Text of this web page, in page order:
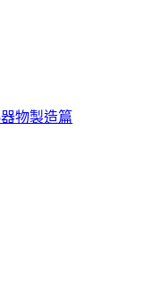
物製造篇